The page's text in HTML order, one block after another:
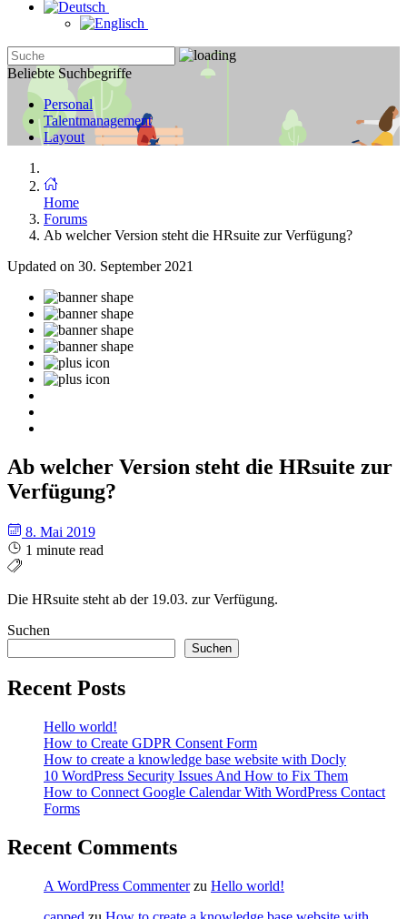
Beliebte Suchbegriffe
Personal
Talentmanagement
Layout
Home
Forums
Ab welcher Version steht die HRsuite zur Verfügung?
Updated on 30. September 2021
Ab welcher Version steht die HRsuite zur
Verfügung?
8. Mai 2019
1 minute read
Die HRsuite steht ab der 19.03. zur Verfügung.
Suchen
Suchen
Recent Posts
Hello world!
How to Create GDPR Consent Form
How to create a knowledge base website with Docly
10 WordPress Security Issues And How to Fix Them
How to Connect Google Calendar With WordPress Contact
Forms
Recent Comments
A WordPress Commenterzu Hello world!